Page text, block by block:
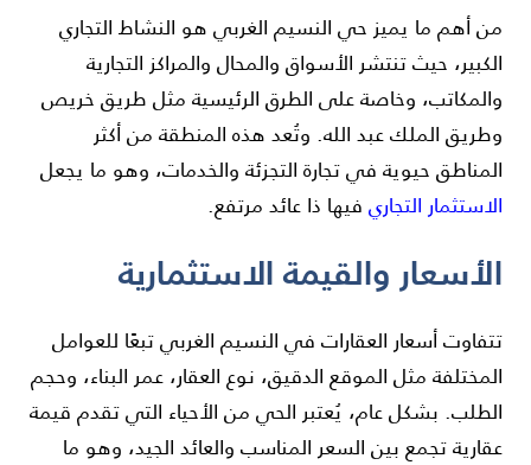
من أهم ما يميز حي النسيم الغربي هو النشاط التجاري
الكبير، حيث تنتشر الأسواق والمحال والمراكز التجارية
والمكاتب، وخاصة على الطرق الرئيسية مثل طريق خريص
وطريق الملك عبد الله. وتُعد هذه المنطقة من أكثر
المناطق حيوية في تجارة التجزئة والخدمات، وهو ما يجعل
الاستثمار التجاري فيها ذا عائد مرتفع.
الأسعار والقيمة الاستثمارية
تتفاوت أسعار العقارات في النسيم الغربي تبعًا للعوامل
المختلفة مثل الموقع الدقيق، نوع العقار، عمر البناء، وحجم
الطلب. بشكل عام، يُعتبر الحي من الأحياء التي تقدم قيمة
عقارية تجمع بين السعر المناسب والعائد الجيد، وهو ما